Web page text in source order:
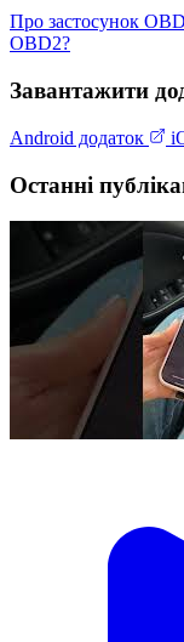
Про застосунок
OBD2?
Завантажити
Android додаток
Останні